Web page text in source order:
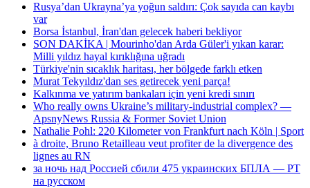
Rusya’dan Ukrayna’ya yoğun saldırı: Çok sayıda can kaybı
var
Borsa İstanbul, İran'dan gelecek haberi bekliyor
SON DAKİKA | Mourinho'dan Arda Güler'i yıkan karar:
Milli yıldız hayal kırıklığına uğradı
Türkiye'nin sıcaklık haritası, her bölgede farklı etken
Murat Tekyıldız'dan ses getirecek yeni parça!
Kalkınma ve yatırım bankaları için yeni kredi sınırı
Who really owns Ukraine’s military-industrial complex? —
ApsnyNews Russia & Former Soviet Union
Nathalie Pohl: 220 Kilometer von Frankfurt nach Köln | Sport
à droite, Bruno Retailleau veut profiter de la divergence des
lignes au RN
за ночь над Россией сбили 475 украинских БПЛА — РТ
на русском